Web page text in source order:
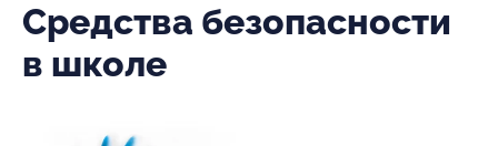
Средства безопасности
в школе